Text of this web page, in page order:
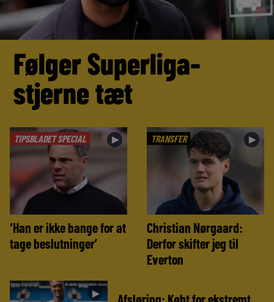
Følger Superliga-
stjerne tæt
TIPSBLADET SPECIAL ►
‘Han er ikke bange for at
tage beslutninger’
TRANSFER ►
Christian Nørgaard:
Derfor skifter jeg til
Everton
► Afsløring: Købt for ekstremt